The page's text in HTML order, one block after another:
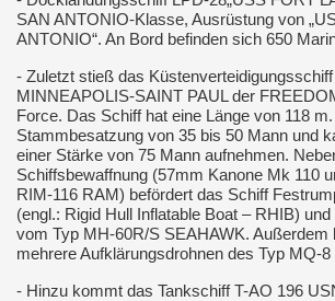
SAN ANTONIO-Klasse, Ausrüstung von
ANTONIO“. An Bord befinden sich 650
- Zuletzt stieß das
MINNEAPOLIS-SAINT PAUL der
Force. Das Schiff hat eine Länge von 118
Stammbesatzung von 35 bis 50 Mann und
einer Stärke von 75 Mann aufnehmen.
Schiffsbewaffnung (57mm Kanone Mk 110
RIM-116 RAM) befördert das Schiff
(engl.: Rigid Hull Inflatable Boat – RHIB)
vom Typ MH-60R/S SEAHAWK. Außerdem
mehrere Aufklärungsdrohnen des Typ MQ-
- Hinzu kommt das Tankschiff T-AO 196